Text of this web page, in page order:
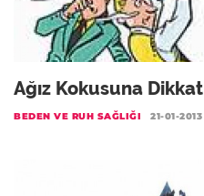
Ağız Kokusuna Dikkat
BEDEN VE RUH SAĞLIĞI 21-01-2013